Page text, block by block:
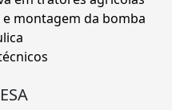
montagem da bomba